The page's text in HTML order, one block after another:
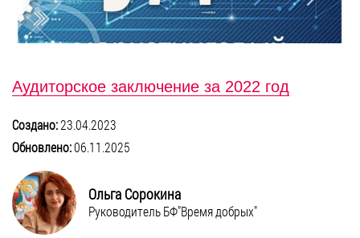
Аудиторское заключение за 2022 год
Создано:23.04.2023
Обновлено:06.11.2025
Ольга Сорокина
Руководитель БФ"Время добрых"